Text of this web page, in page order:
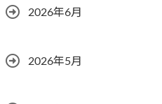
2026年6月
2026年5月